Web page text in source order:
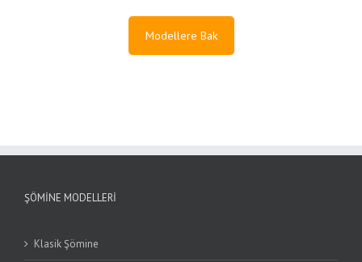
Modellere Bak
ŞÖMINE MODELLERI
Klasik Şömine